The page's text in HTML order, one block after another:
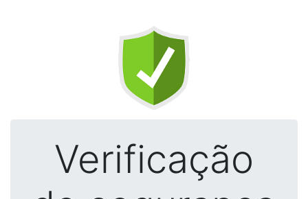
Verificação